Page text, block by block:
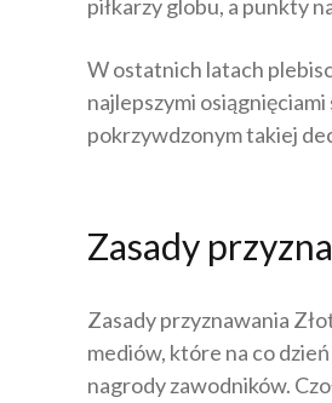
piłkarzy globu, a punkty
W ostatnich latach
najlepszymi
pokrzywdzonym takiej
Zasady
Zasady przyznawania
mediów, które na co
nagrody zawodników.